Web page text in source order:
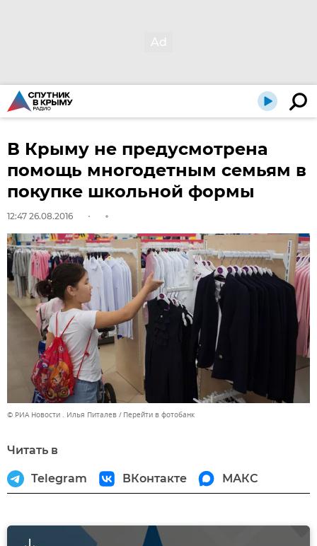
В Крыму не предусмотрена
помощь многодетным семьям в
покупке школьной формы
12:47 26.08.2016
© РИА Новости . Илья Питалев Перейти в фотобанк
Читать в
Telegram ВКонтакте МАКС